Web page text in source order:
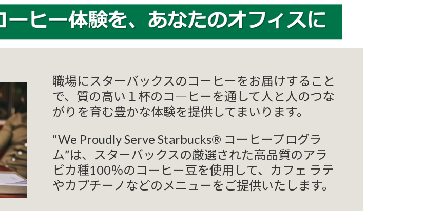
職場にスターバックスのコーヒーをお届けすること
で、質の⾼い１杯のコ―ヒーを通して⼈と⼈のつな
がりを育む豊かな体験を提供してまいります。
“We Proudly Serve Starbucks® コーヒープログラ
ム”は、スターバックスの厳選された⾼品質のアラ
ビカ種100％のコーヒー⾖を使⽤して、カフェ ラテ
やカプチーノなどのメニューをご提供いたします。